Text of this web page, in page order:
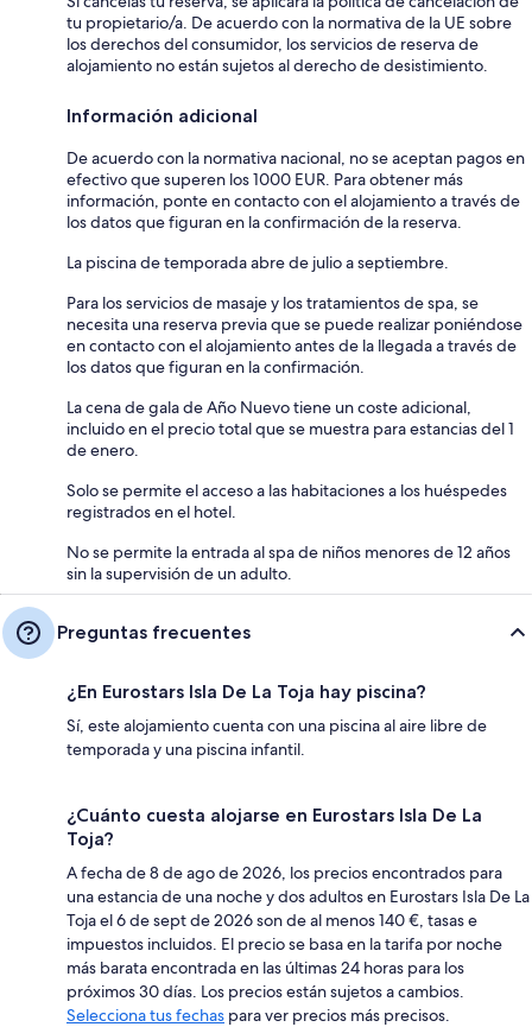
tu propietario/a. De acuerdo con la normativa de la UE sobre
los derechos del consumidor, los servicios de reserva de
alojamiento no están sujetos al derecho de desistimiento.
Información adicional
De acuerdo con la normativa nacional, no se aceptan pagos en
efectivo que superen los 1000 EUR. Para obtener más
información, ponte en contacto con el alojamiento a través de
los datos que figuran en la confirmación de la reserva.
La piscina de temporada abre de julio a septiembre.
Para los servicios de masaje y los tratamientos de spa, se
necesita una reserva previa que se puede realizar poniéndose
en contacto con el alojamiento antes de la llegada a través de
los datos que figuran en la confirmación.
La cena de gala de Año Nuevo tiene un coste adicional,
incluido en el precio total que se muestra para estancias del 1
de enero.
Solo se permite el acceso a las habitaciones a los huéspedes
registrados en el hotel.
No se permite la entrada al spa de niños menores de 12 años
sin la supervisión de un adulto.
Preguntas frecuentes
¿En Eurostars Isla De La Toja hay piscina?
Sí, este alojamiento cuenta con una piscina al aire libre de
temporada y una piscina infantil.
¿Cuánto cuesta alojarse en Eurostars Isla De La
Toja?
A fecha de 8 de ago de 2026, los precios encontrados para
una estancia de una noche y dos adultos en Eurostars Isla De La
Toja el 6 de sept de 2026 son de al menos 140 €, tasas e
impuestos incluidos. El precio se basa en la tarifa por noche
más barata encontrada en las últimas 24 horas para los
próximos 30 días. Los precios están sujetos a cambios.
Selecciona tus fechas para ver precios más precisos.